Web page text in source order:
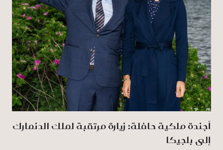
أجندة ملكية حافلة: زيارة مرتقبة لملك الدنمارك
إلى بلجيكا